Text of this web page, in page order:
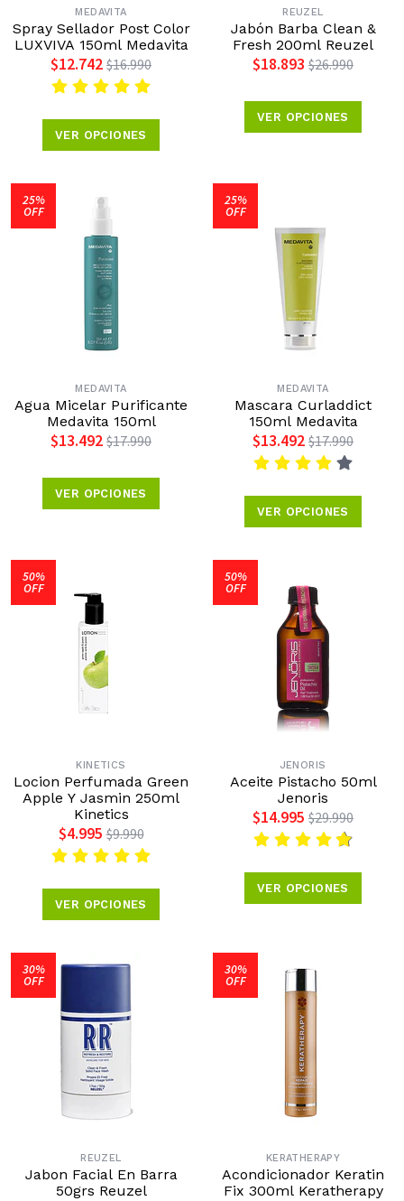
MEDAVITA
Spray Sellador Post Color
LUXVIVA 150ml Medavita
$12.742 $16.990
VER OPCIONES
REUZEL
Jabón Barba Clean &
Fresh 200ml Reuzel
$18.893 $26.990
VER OPCIONES
25%
OFF
MEDAVITA
Agua Micelar Purificante
Medavita 150ml
$13.492 $17.990
VER OPCIONES
25%
OFF
MEDAVITA
Mascara Curladdict
150ml Medavita
$13.492 $17.990
VER OPCIONES
50%
OFF
KINETICS
Locion Perfumada Green
Apple Y Jasmin 250ml
Kinetics
$4.995 $9.990
VER OPCIONES
50%
OFF
JENORIS
Aceite Pistacho 50ml
Jenoris
$14.995 $29.990
VER OPCIONES
30%
OFF
REUZEL
Jabon Facial En Barra
50grs Reuzel
30%
OFF
KERATHERAPY
Acondicionador Keratin
Fix 300ml Keratherapy